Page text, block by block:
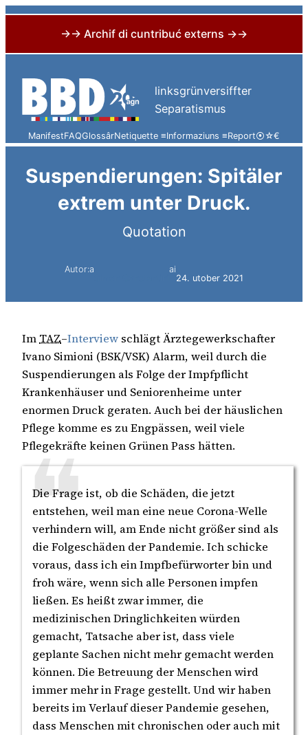
→→ Archif di cuntribuć externs →→
content
linksgrünversiffter
Separatismus
ManifestFAQGlossârNetiquette ≡Informaziuns ≡Report⦿☆€
Suspendierungen: Spitäler
extrem unter Druck.
Quotation
Autor:a
ai
24. utober 2021
ImTAZ–Interview schlägt Ärztegewerkschafter
Ivano Simioni (BSK/VSK) Alarm, weil durch die
Suspendierungen als Folge der Impfpflicht
Krankenhäuser und Seniorenheime unter
enormen Druck geraten. Auch bei der häuslichen
Pflege komme es zu Engpässen, weil viele
Pflegekräfte keinen Grünen Pass hätten.
Die Frage ist, ob die Schäden, die jetzt
entstehen, weil man eine neue Corona-Welle
verhindern will, am Ende nicht größer sind als
die Folgeschäden der Pandemie. Ich schicke
voraus, dass ich ein Impfbefürworter bin und
froh wäre, wenn sich alle Personen impfen
ließen. Es heißt zwar immer, die
medizinischen Dringlichkeiten würden
gemacht, Tatsache aber ist, dass viele
geplante Sachen nicht mehr gemacht werden
können. Die Betreuung der Menschen wird
immer mehr in Frage gestellt. Und wir haben
bereits im Verlauf dieser Pandemie gesehen,
dass Menschen mit chronischen oder auch mit